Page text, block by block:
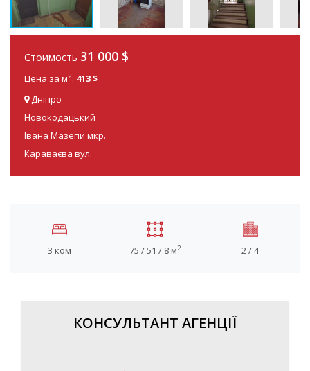
Стоимость 31 000 $
Цена за м2: 413 $
Дніпро
Новокодацький
Івана Мазепи мкр.
Караваєва вул.
3 ком 75 / 51 / 8 м2 2 / 4
КОНСУЛЬТАНТ АГЕНЦІЇ